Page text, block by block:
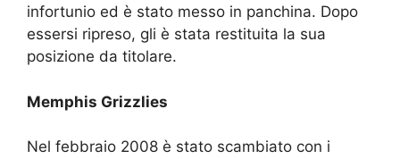
infortunio ed è stato messo in panchina. Dopo
essersi ripreso, gli è stata restituita la sua
posizione da titolare.
Memphis Grizzlies
Nel febbraio 2008 è stato scambiato con i